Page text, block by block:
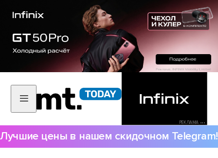
РЕКЛАМА •••
Лучшие цены в нашем скидочном Telegram!